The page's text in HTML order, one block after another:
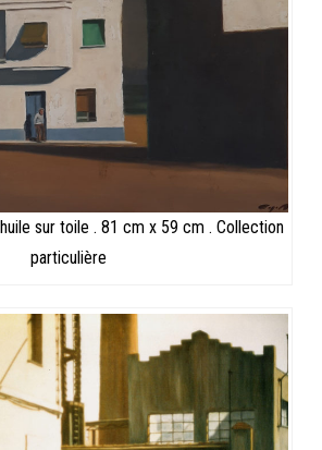
sur toile . 81 cm x 59 cm . Collection
particulière